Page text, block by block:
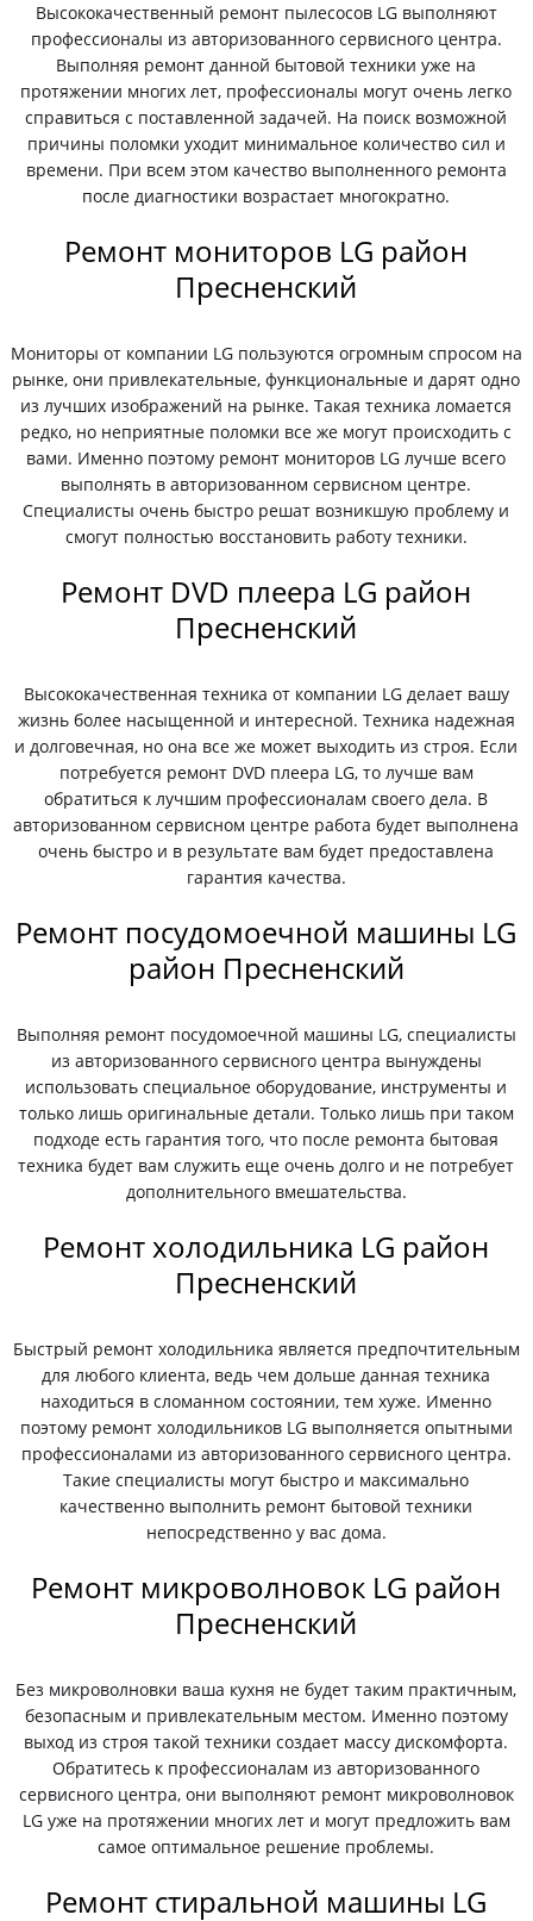
Высококачественный ремонт пылесосов LG выполняют
профессионалы из авторизованного сервисного центра.
Выполняя ремонт данной бытовой техники уже на
протяжении многих лет, профессионалы могут очень легко
справиться с поставленной задачей. На поиск возможной
причины поломки уходит минимальное количество сил и
времени. При всем этом качество выполненного ремонта
после диагностики возрастает многократно.
Ремонт мониторов LG район
Пресненский
Мониторы от компании LG пользуются огромным спросом на
рынке, они привлекательные, функциональные и дарят одно
из лучших изображений на рынке. Такая техника ломается
редко, но неприятные поломки все же могут происходить с
вами. Именно поэтому ремонт мониторов LG лучше всего
выполнять в авторизованном сервисном центре.
Специалисты очень быстро решат возникшую проблему и
смогут полностью восстановить работу техники.
Ремонт DVD плеера LG район
Пресненский
Высококачественная техника от компании LG делает вашу
жизнь более насыщенной и интересной. Техника надежная
и долговечная, но она все же может выходить из строя. Если
потребуется ремонт DVD плеера LG, то лучше вам
обратиться к лучшим профессионалам своего дела. В
авторизованном сервисном центре работа будет выполнена
очень быстро и в результате вам будет предоставлена
гарантия качества.
Ремонт посудомоечной машины LG
район Пресненский
Выполняя ремонт посудомоечной машины LG, специалисты
из авторизованного сервисного центра вынуждены
использовать специальное оборудование, инструменты и
только лишь оригинальные детали. Только лишь при таком
подходе есть гарантия того, что после ремонта бытовая
техника будет вам служить еще очень долго и не потребует
дополнительного вмешательства.
Ремонт холодильника LG район
Пресненский
Быстрый ремонт холодильника является предпочтительным
для любого клиента, ведь чем дольше данная техника
находиться в сломанном состоянии, тем хуже. Именно
поэтому ремонт холодильников LG выполняется опытными
профессионалами из авторизованного сервисного центра.
Такие специалисты могут быстро и максимально
качественно выполнить ремонт бытовой техники
непосредственно у вас дома.
Ремонт микроволновок LG район
Пресненский
Без микроволновки ваша кухня не будет таким практичным,
безопасным и привлекательным местом. Именно поэтому
выход из строя такой техники создает массу дискомфорта.
Обратитесь к профессионалам из авторизованного
сервисного центра, они выполняют ремонт микроволновок
LG уже на протяжении многих лет и могут предложить вам
самое оптимальное решение проблемы.
Ремонт стиральной машины LG